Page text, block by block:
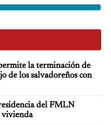
la terminación de
de los salvadoreños con
del FMLN
vivienda